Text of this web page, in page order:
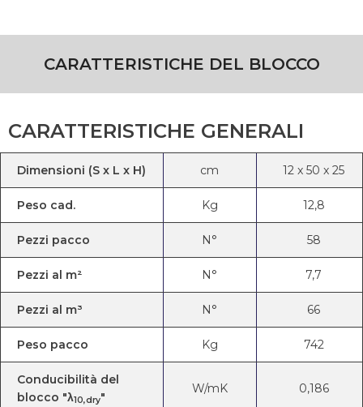
CARATTERISTICHE DEL BLOCCO
CARATTERISTICHE GENERALI
Dimensioni (S x L x H) cm 12 x 50 x 25
Peso cad. Kg 12,8
Pezzi pacco N° 58
Pezzi al m² N° 7,7
Pezzi al m³ N° 66
Peso pacco Kg 742
Conducibilità del
blocco "λ10,dry"
W/mK 0,186